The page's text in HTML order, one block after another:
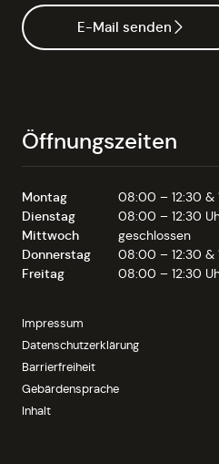
E-Mail senden
Öffnungszeiten
Montag
08:00 – 12:30 &
Dienstag
08:00 – 12:30
Mittwoch
geschlossen
Donnerstag
08:00 – 12:30 &
Freitag
08:00 – 12:30
Impressum
Datenschutzerklärung
Barrierfreiheit
Gebärdensprache
Inhalt